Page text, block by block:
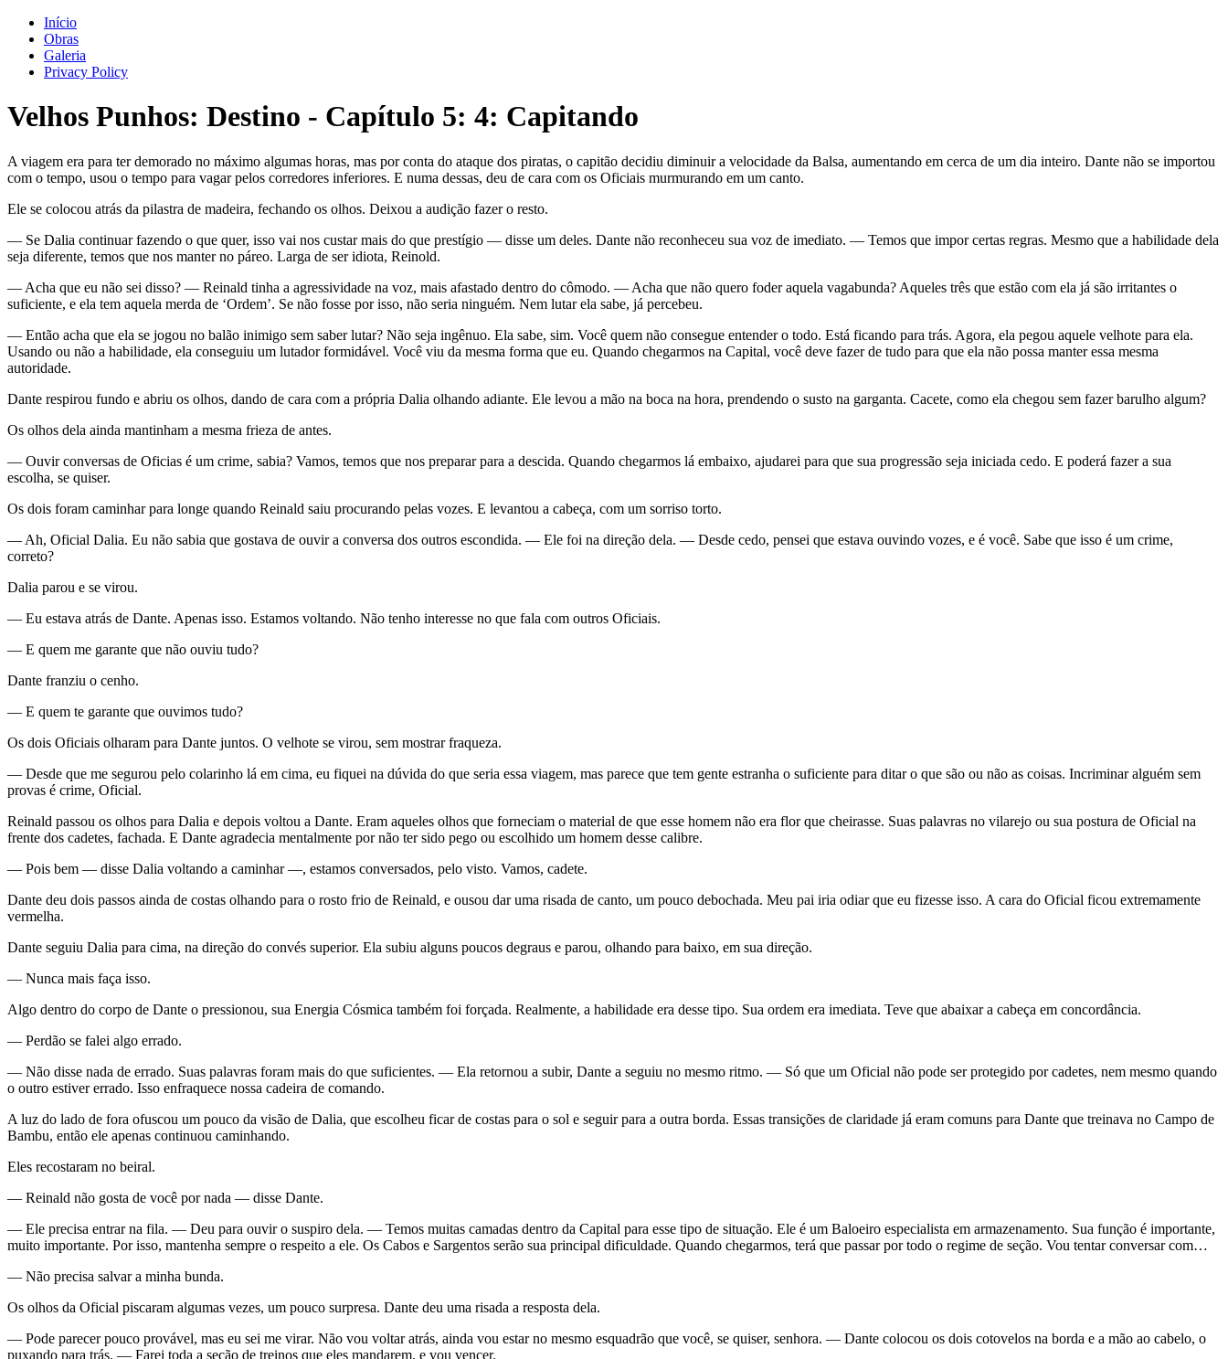
Início
Obras
Galeria
Privacy Policy
Velhos Punhos: Destino - Capítulo 5: 4: Capitando
A viagem era para ter demorado no máximo algumas horas, mas por conta do ataque dos piratas, o capitão decidiu diminuir a velocidade da Balsa, aumentando em cerca de um dia inteiro. Dante não se importou
com o tempo, usou o tempo para vagar pelos corredores inferiores. E numa dessas, deu de cara com os Oficiais murmurando em um canto.
Ele se colocou atrás da pilastra de madeira, fechando os olhos. Deixou a audição fazer o resto.
— Se Dalia continuar fazendo o que quer, isso vai nos custar mais do que prestígio — disse um deles. Dante não reconheceu sua voz de imediato. — Temos que impor certas regras. Mesmo que a habilidade dela
seja diferente, temos que nos manter no páreo. Larga de ser idiota, Reinold.
— Acha que eu não sei disso? — Reinald tinha a agressividade na voz, mais afastado dentro do cômodo. — Acha que não quero foder aquela vagabunda? Aqueles três que estão com ela já são irritantes o
suficiente, e ela tem aquela merda de ‘Ordem’. Se não fosse por isso, não seria ninguém. Nem lutar ela sabe, já percebeu.
— Então acha que ela se jogou no balão inimigo sem saber lutar? Não seja ingênuo. Ela sabe, sim. Você quem não consegue entender o todo. Está ficando para trás. Agora, ela pegou aquele velhote para ela.
Usando ou não a habilidade, ela conseguiu um lutador formidável. Você viu da mesma forma que eu. Quando chegarmos na Capital, você deve fazer de tudo para que ela não possa manter essa mesma
autoridade.
Dante respirou fundo e abriu os olhos, dando de cara com a própria Dalia olhando adiante. Ele levou a mão na boca na hora, prendendo o susto na garganta. Cacete, como ela chegou sem fazer barulho algum?
Os olhos dela ainda mantinham a mesma frieza de antes.
— Ouvir conversas de Oficias é um crime, sabia? Vamos, temos que nos preparar para a descida. Quando chegarmos lá embaixo, ajudarei para que sua progressão seja iniciada cedo. E poderá fazer a sua
escolha, se quiser.
Os dois foram caminhar para longe quando Reinald saiu procurando pelas vozes. E levantou a cabeça, com um sorriso torto.
— Ah, Oficial Dalia. Eu não sabia que gostava de ouvir a conversa dos outros escondida. — Ele foi na direção dela. — Desde cedo, pensei que estava ouvindo vozes, e é você. Sabe que isso é um crime,
correto?
Dalia parou e se virou.
— Eu estava atrás de Dante. Apenas isso. Estamos voltando. Não tenho interesse no que fala com outros Oficiais.
— E quem me garante que não ouviu tudo?
Dante franziu o cenho.
— E quem te garante que ouvimos tudo?
Os dois Oficiais olharam para Dante juntos. O velhote se virou, sem mostrar fraqueza.
— Desde que me segurou pelo colarinho lá em cima, eu fiquei na dúvida do que seria essa viagem, mas parece que tem gente estranha o suficiente para ditar o que são ou não as coisas. Incriminar alguém sem
provas é crime, Oficial.
Reinald passou os olhos para Dalia e depois voltou a Dante. Eram aqueles olhos que forneciam o material de que esse homem não era flor que cheirasse. Suas palavras no vilarejo ou sua postura de Oficial na
frente dos cadetes, fachada. E Dante agradecia mentalmente por não ter sido pego ou escolhido um homem desse calibre.
— Pois bem — disse Dalia voltando a caminhar —, estamos conversados, pelo visto. Vamos, cadete.
Dante deu dois passos ainda de costas olhando para o rosto frio de Reinald, e ousou dar uma risada de canto, um pouco debochada. Meu pai iria odiar que eu fizesse isso. A cara do Oficial ficou extremamente
vermelha.
Dante seguiu Dalia para cima, na direção do convés superior. Ela subiu alguns poucos degraus e parou, olhando para baixo, em sua direção.
— Nunca mais faça isso.
Algo dentro do corpo de Dante o pressionou, sua Energia Cósmica também foi forçada. Realmente, a habilidade era desse tipo. Sua ordem era imediata. Teve que abaixar a cabeça em concordância.
— Perdão se falei algo errado.
— Não disse nada de errado. Suas palavras foram mais do que suficientes. — Ela retornou a subir, Dante a seguiu no mesmo ritmo. — Só que um Oficial não pode ser protegido por cadetes, nem mesmo quando
o outro estiver errado. Isso enfraquece nossa cadeira de comando.
A luz do lado de fora ofuscou um pouco da visão de Dalia, que escolheu ficar de costas para o sol e seguir para a outra borda. Essas transições de claridade já eram comuns para Dante que treinava no Campo de
Bambu, então ele apenas continuou caminhando.
Eles recostaram no beiral.
— Reinald não gosta de você por nada — disse Dante.
— Ele precisa entrar na fila. — Deu para ouvir o suspiro dela. — Temos muitas camadas dentro da Capital para esse tipo de situação. Ele é um Baloeiro especialista em armazenamento. Sua função é importante,
muito importante. Por isso, mantenha sempre o respeito a ele. Os Cabos e Sargentos serão sua principal dificuldade. Quando chegarmos, terá que passar por todo o regime de seção. Vou tentar conversar com…
— Não precisa salvar a minha bunda.
Os olhos da Oficial piscaram algumas vezes, um pouco surpresa. Dante deu uma risada a resposta dela.
— Pode parecer pouco provável, mas eu sei me virar. Não vou voltar atrás, ainda vou estar no mesmo esquadrão que você, se quiser, senhora. — Dante colocou os dois cotovelos na borda e a mão ao cabelo, o
puxando para trás. — Farei toda a seção de treinos que eles mandarem, e vou vencer.